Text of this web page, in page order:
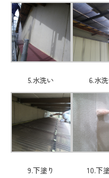
5.水洗い 6.水
9.下塗り 10.下